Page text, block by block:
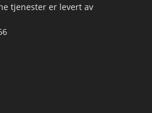
tjenester er levert av